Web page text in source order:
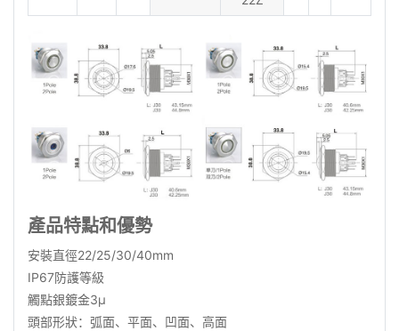
產品特點和優勢
安裝直徑22/25/30/40mm
IP67防護等級
觸點銀鍍金3μ
頭部形狀：弧面、平面、凹面、高面